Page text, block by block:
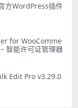
方WordPress插件
for WooComme
智能许可证管理器
Edit Pro v3.29.0